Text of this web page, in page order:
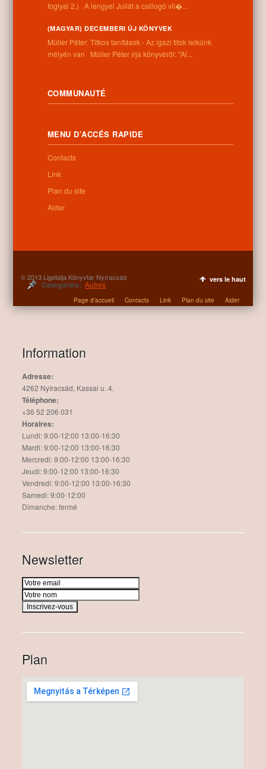
Letöltés
0
Related Posts
Categories: Autres
Information
Adresse:
4262 Nyíracsád, Kassai u. 4.
Téléphone:
+36 52 206 031
Horaires:
Lundi: 9:00-12:00 13:00-16:30
Mardi: 9:00-12:00 13:00-16:30
Mercredi: 9:00-12:00 13:00-16:30
Jeudi: 9:00-12:00 13:00-16:30
Vendredi: 9:00-12:00 13:00-16:30
Samedi: 9:00-12:00
Dimanche: fermé
Newsletter
Plan
foglyai 2.) A lengyel Juliát a csillogó vil�...
(MAGYAR) DECEMBERI ÚJ KÖNYVEK
Müller Péter: Titkos tanítások - Az igazi titok lelkünk
mélyén van Müller Péter írja könyvéről: "Al...
COMMUNAUTÉ
MENU D’ACCÉS RAPIDE
Contacts
Link
Plan du site
Aider
© 2013 Ligetalja Könyvtár Nyíracsád vers le haut
Page d’accueil Contacts Link Plan du site Aider